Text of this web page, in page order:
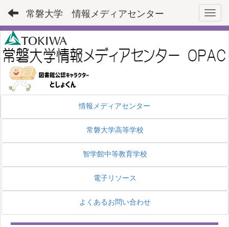
常磐大学 情報メディアセンター
情報メディアセンター
常磐大学高等学校
智学館中等教育学校
電子リソース
よくあるお問い合わせ